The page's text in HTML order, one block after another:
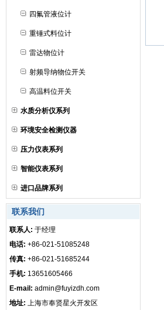
四氟管液位计
重锤式料位计
雷达物位计
射频导纳物位开关
高温料位开关
水质分析仪系列
环境安全检测仪器
压力仪表系列
智能仪表系列
进口品牌系列
联系我们
联系人: 于经理
电话: +86-021-51085248
传真: +86-021-51685244
手机: 13651605466
E-mail: admin@fuyizdh.com
地址: 上海市奉贤星火开发区